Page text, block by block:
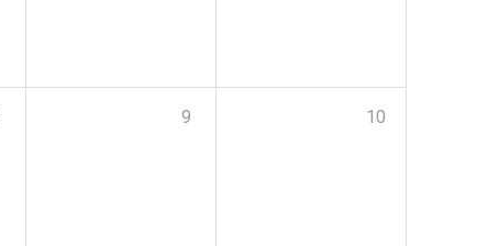
9 10